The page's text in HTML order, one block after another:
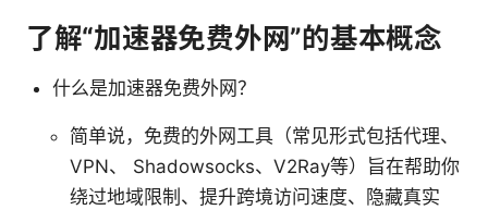
了解“加速器免费外网”的基本概念
什么是加速器免费外网？
简单说，免费的外网工具（常见形式包括代理、
VPN、 Shadowsocks、V2Ray等）旨在帮助你
绕过地域限制、提升跨境访问速度、隐藏真实